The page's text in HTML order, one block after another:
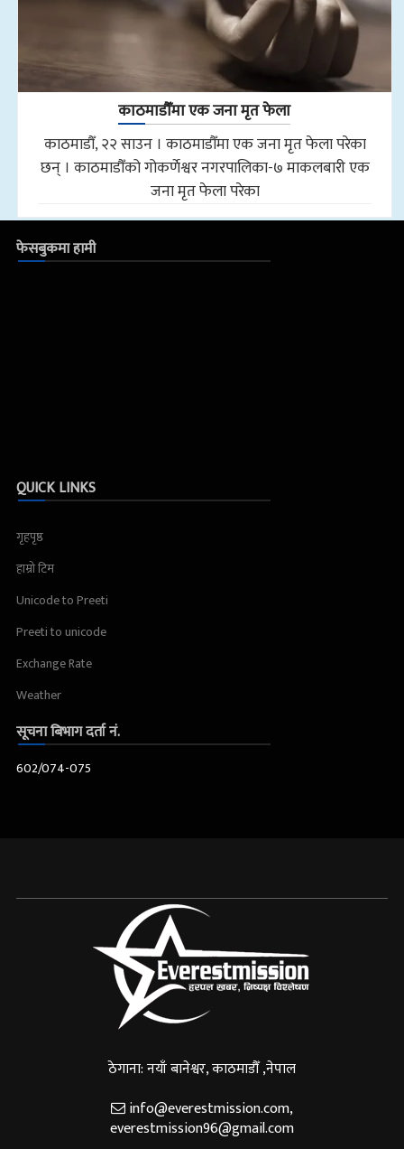
काठमाडौँमा एक जना मृत फेला
काठमाडौँ, २२ साउन । काठमाडौँमा एक जना मृत फेला परेका
छन् । काठमाडौँको गोकर्णेश्वर नगरपालिका-७ माकलबारी एक
जना मृत फेला परेका
फेसबुकमा हामी
QUICK LINKS
गृहपृष्ठ
हाम्रो टिम
Unicode to Preeti
Preeti to unicode
Exchange Rate
Weather
सूचना बिभाग दर्ता नं.
602/074-075
ठेगाना: नयाँ बानेश्वर, काठमाडौँ ,नेपाल
info@everestmission.com,
everestmission96@gmail.com